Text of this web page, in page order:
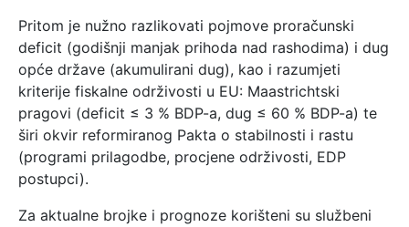
Pritom je nužno razlikovati pojmove proračunski
deficit (godišnji manjak prihoda nad rashodima) i dug
opće države (akumulirani dug), kao i razumjeti
kriterije fiskalne održivosti u EU: Maastrichtski
pragovi (deficit ≤ 3 % BDP-a, dug ≤ 60 % BDP-a) te
širi okvir reformiranog Pakta o stabilnosti i rastu
(programi prilagodbe, procjene održivosti, EDP
postupci).
Za aktualne brojke i prognoze korišteni su službeni